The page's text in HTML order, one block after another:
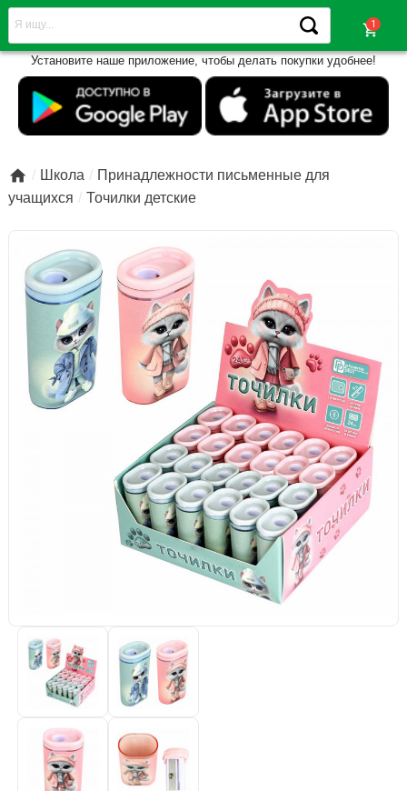
shopping_cart
Установите наше приложение, чтобы делать покупки удобнее!
 Школа
Принадлежности письменные для
учащихся
Точилки детские